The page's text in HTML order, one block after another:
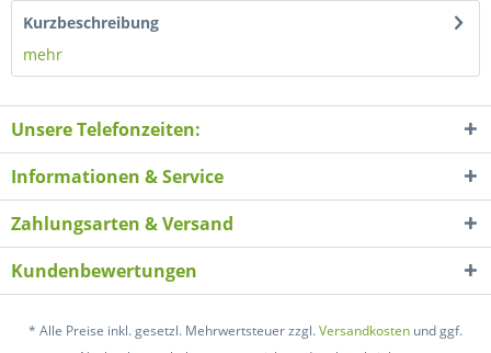
Kurzbeschreibung
mehr
Unsere Telefonzeiten:
Informationen & Service
Zahlungsarten & Versand
Kundenbewertungen
* Alle Preise inkl. gesetzl. Mehrwertsteuer zzgl.Versandkosten und ggf.